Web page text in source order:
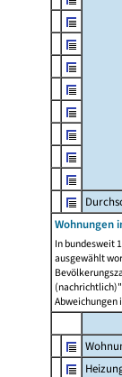
Wohnungen
In bundesweit
ausgewählt
Abweichungen